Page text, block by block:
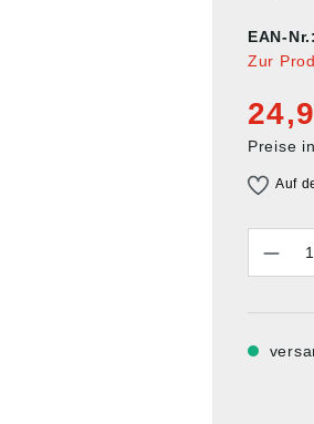
EAN-
Zur
Preise
Auf